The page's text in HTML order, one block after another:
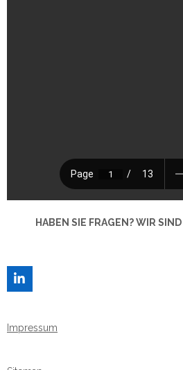
HABEN SIE FRAGEN? WIR
L
I
E
Impressum